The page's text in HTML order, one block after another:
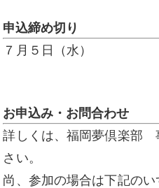
申込締め切り
７月５日（水）
お申込み・お問合わせ
詳しくは、福岡夢倶楽部
さい。
尚、参加の場合は下記の